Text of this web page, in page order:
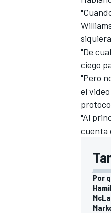
WRC
"De
ciego
"Pero
el
"Al
cuenta
Por